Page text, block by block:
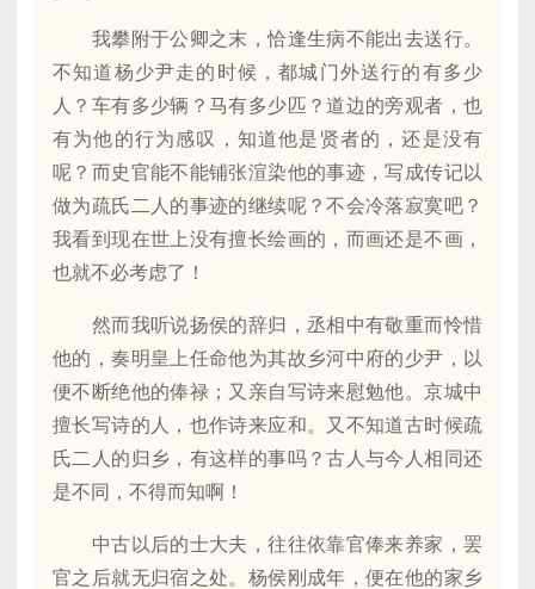
我攀附于公卿之末，恰逢生病不能出去送行。
不知道杨少尹走的时候，都城门外送行的有多少
人？车有多少辆？马有多少匹？道边的旁观者，也
有为他的行为感叹，知道他是贤者的，还是没有
呢？而史官能不能铺张渲染他的事迹，写成传记以
做为疏氏二人的事迹的继续呢？不会冷落寂寞吧？
我看到现在世上没有擅长绘画的，而画还是不画，
也就不必考虑了！
然而我听说扬侯的辞归，丞相中有敬重而怜惜
他的，奏明皇上任命他为其故乡河中府的少尹，以
便不断绝他的俸禄；又亲自写诗来慰勉他。京城中
擅长写诗的人，也作诗来应和。又不知道古时候疏
氏二人的归乡，有这样的事吗？古人与今人相同还
是不同，不得而知啊！
中古以后的士大夫，往往依靠官俸来养家，罢
官之后就无归宿之处。杨侯刚成年，便在他的家乡